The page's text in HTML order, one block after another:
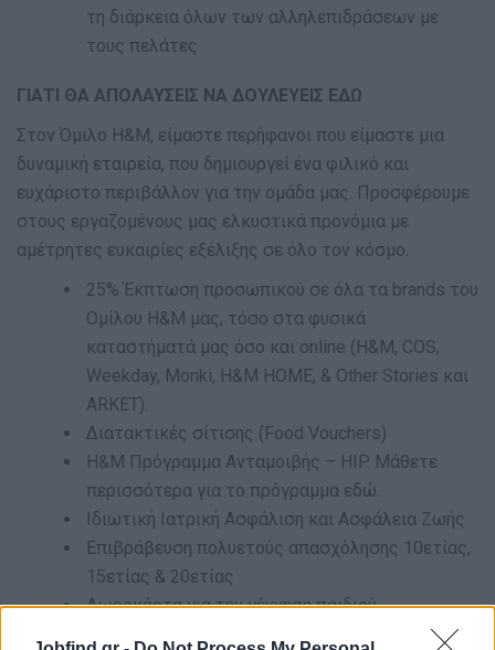
τη διάρκεια όλων των αλληλεπιδράσεων με
τους πελάτες
ΓΙΑΤΙ ΘΑ ΑΠΟΛΑΥΣΕΙΣ ΝΑ ΔΟΥΛΕΥΕΙΣ ΕΔΩ
Στον Όμιλο H&M, είμαστε περήφανοι που είμαστε μια
δυναμική εταιρεία, που δημιουργεί ένα φιλικό και
ευχάριστο περιβάλλον για την ομάδα μας. Προσφέρουμε
στους εργαζομένους μας ελκυστικά προνόμια με
αμέτρητες ευκαιρίες εξέλιξης σε όλο τον κόσμο.
25% Έκπτωση προσωπικού σε όλα τα brands του
Ομίλου H&M μας, τόσο στα φυσικά
καταστήματά μας όσο και online (H&M, COS,
Weekday, Monki, H&M HOME, & Other Stories και
ARKET).
Διατακτικές σίτισης (Food Vouchers)
H&M Πρόγραμμα Ανταμοιβής – HIP. Μάθετε
περισσότερα για το πρόγραμμα εδώ.
Ιδιωτική Ιατρική Ασφάλιση και Ασφάλεια Ζωής
Επιβράβευση πολυετούς απασχόλησης 10ετίας,
15ετίας & 20ετίας
Δωροκάρτα για την γέννηση παιδιού